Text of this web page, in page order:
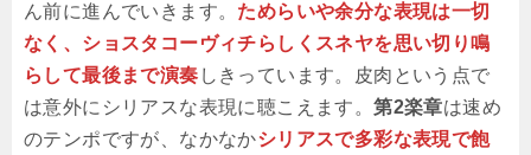
ん前に進んでいきます。 ためらいや余分な表現は一切
なく、ショスタコーヴィチらしくスネヤを思い切り鳴
らして最後まで演奏 しきっています。皮肉という点で
は意外にシリアスな表現に聴こえます。第2楽章は速め
のテンポですが、なかなかシリアスで多彩な表現で飽